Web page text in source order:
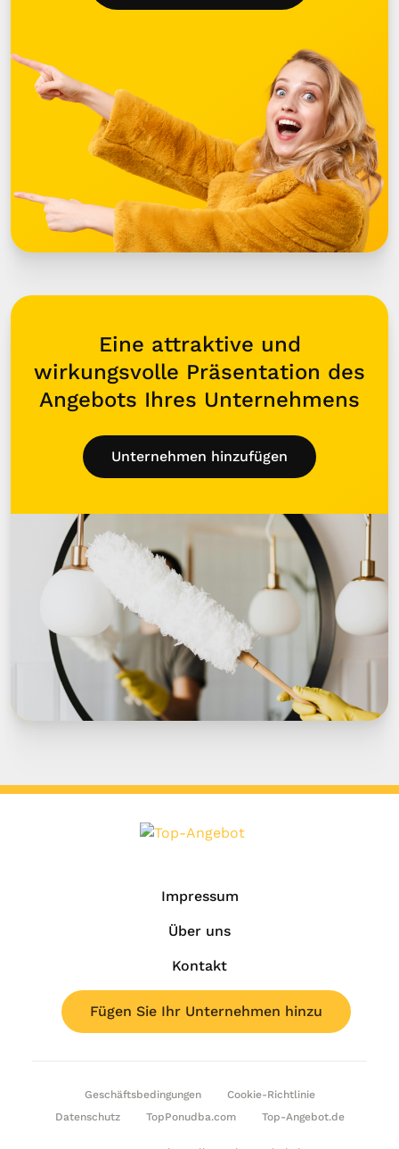
Eine attraktive und
wirkungsvolle Präsentation des
Angebots Ihres Unternehmens
Unternehmen hinzufügen
Impressum
Über uns
Kontakt
Fügen Sie Ihr Unternehmen hinzu
Geschäftsbedingungen
Cookie-Richtlinie
Datenschutz
TopPonudba.com Top-Angebot.de